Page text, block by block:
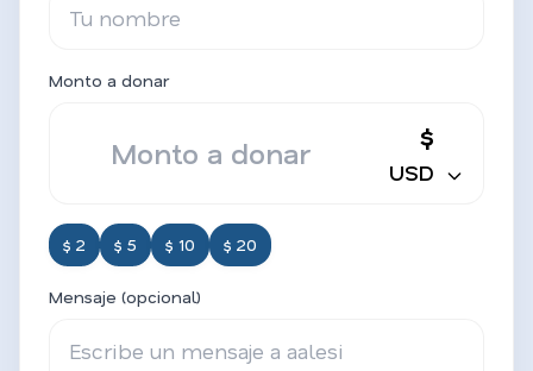
Monto a donar
$
USD
$ 2 $ 5 $ 10 $ 20
Mensaje (opcional)